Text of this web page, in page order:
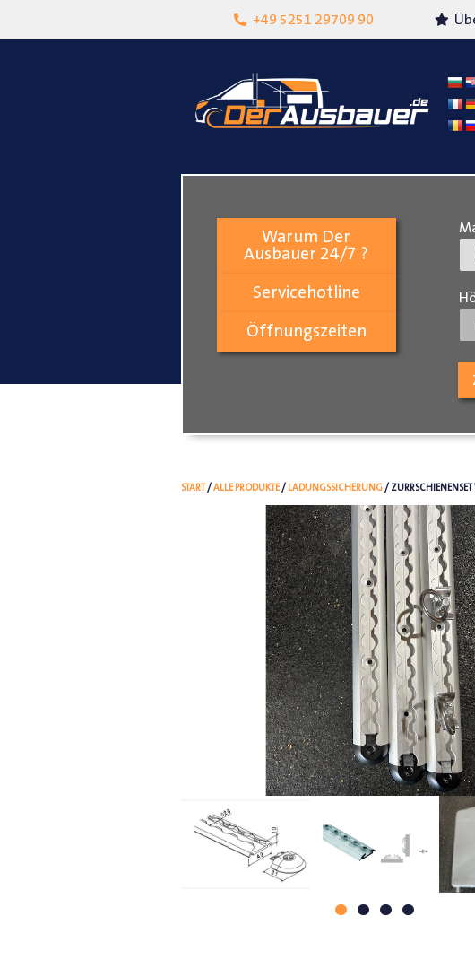
+49 5251 29709 90
Lokalgeschäft in Paderborn
Warum Der
Ausbauer 24/7 ?
Servicehotline
Öffnungszeiten
START/ALLE PRODUKTE/ LADUNGSSICHERUNG/